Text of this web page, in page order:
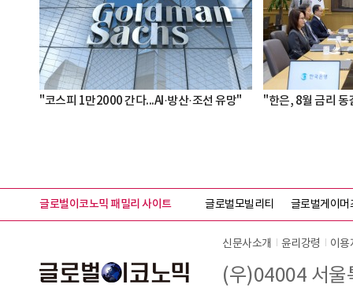
"코스피 1만2000 간다...AI·방산·조선 유망" "한은, 8월 금리 동
글로벌이코노믹 패밀리 사이트 글로벌모빌리티 글로벌게이머
신문사소개 윤리강령 이용
(우)04004 서울